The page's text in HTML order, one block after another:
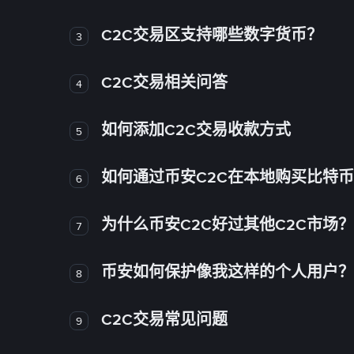
3 C2C交易区支持哪些数字货币？
4 C2C交易相关问答
5 如何添加C2C交易收款方式
6 如何通过币安C2C在本地购买比特
7 为什么币安C2C好过其他C2C市场？
8 币安如何保护像我这样的个人用户？
9 C2C交易常见问题